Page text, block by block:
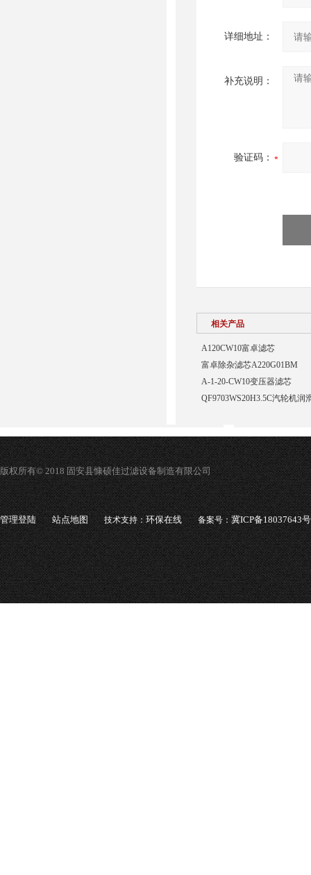
详细地址：
补充说明：
验证码：
相关产品
A120CW10富卓滤芯
富卓除杂滤芯A220G01BM
A-1-20-CW10变压器滤芯
QF9703WS20H3.5C汽轮机润
版权所有© 2018 固安县慷硕佳过滤设备制造有限公司
管理登陆 站点地图 技术支持：环保在线 备案号：冀ICP备18037643